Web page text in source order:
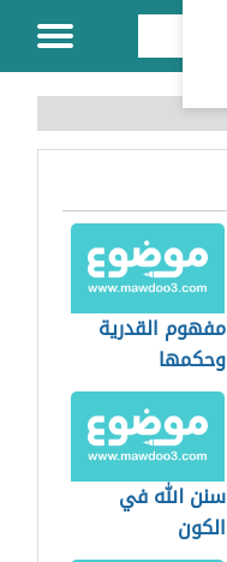
مفهوم القدرية
وحكمها
سنن الله في
الكون